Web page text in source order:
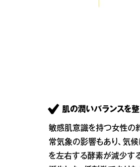
肌の潤いバランスを整
敏感肌意識を持つ女性の
常気象の影響もあり、気
を左右する酵素が減少す